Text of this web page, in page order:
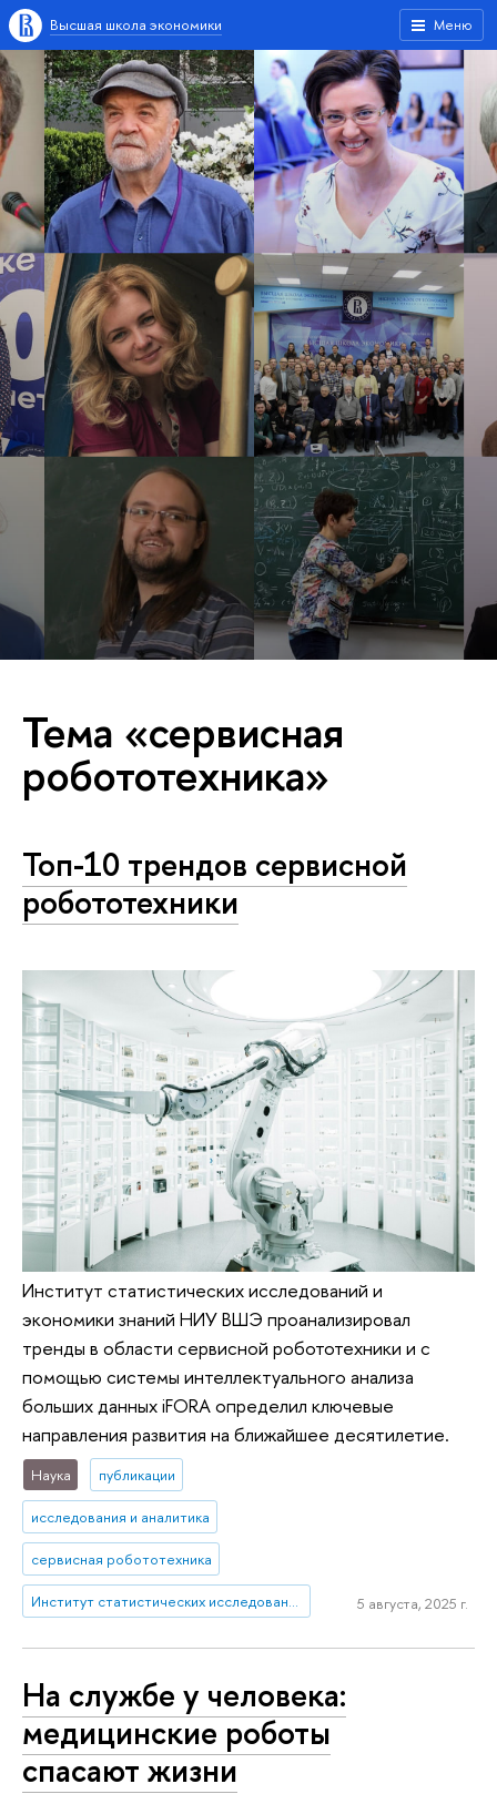
Меню
Высшая школа экономики
Тема «сервисная
робототехника»
Топ-10 трендов сервисной
робототехники
Институт статистических исследований и
экономики знаний НИУ ВШЭ проанализировал
тренды в области сервисной робототехники и с
помощью системы интеллектуального анализа
больших данных iFORA определил ключевые
направления развития на ближайшее десятилетие.
Наука публикации
исследования и аналитика
сервисная робототехника
Институт статистических исследований и экономики знаний 5 августа, 2025 г.
На службе у человека:
медицинские роботы
спасают жизни